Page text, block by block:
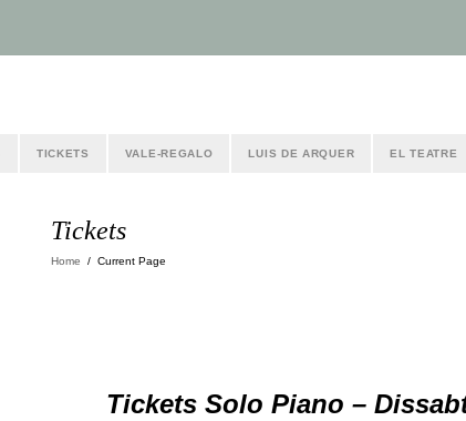
TICKETS VALE-REGALO LUIS DE ARQUER EL TEATRE
Tickets
Home / Current Page
Tickets Solo Piano –